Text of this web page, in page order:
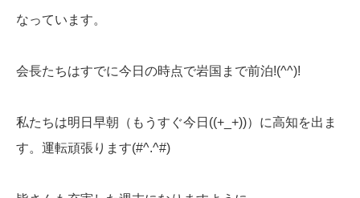
なっています。
会長たちはすでに今日の時点で岩国まで前泊!(^^)!
私たちは明日早朝（もうすぐ今日((+_+))）に高知を出ま
す。運転頑張ります(#^.^#)